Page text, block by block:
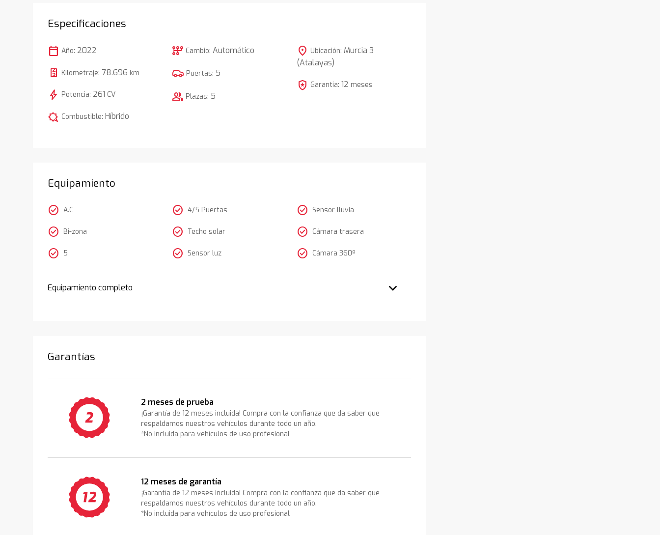
Especificaciones
calendar_today Año: 2022
Kilometraje: 78.696 km
bolt Potencia: 261 CV
comic_bubble Combustible:Híbrido
auto_transmission Cambio:Automático
Puertas: 5
group Plazas: 5
location_on Ubicación: Murcia 3
(Atalayas)
local_police Garantía: 12 meses
Equipamiento
check_circle A.C
check_circle Bi-zona
check_circle 5
check_circle 4/5 Puertas
check_circle Techo solar
check_circle Sensor luz
check_circle Sensor lluvia
check_circle Cámara trasera
check_circle Cámara 360º
Equipamiento completo
Garantías
2 meses de prueba
¡Garantía de 12 meses incluida! Compra con la confianza que da saber que
respaldamos nuestros vehículos durante todo un año.
*No incluida para vehículos de uso profesional
12 meses de garantía
¡Garantía de 12 meses incluida! Compra con la confianza que da saber que
respaldamos nuestros vehículos durante todo un año.
*No incluida para vehículos de uso profesional